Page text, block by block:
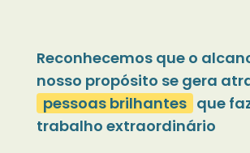
Reconhecemos que o
nosso propósito se gera
pessoas brilhantes que
trabalho extraordinário